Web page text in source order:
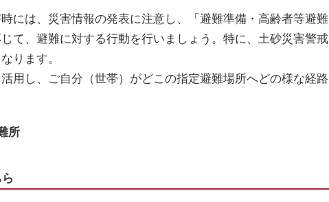
には、災害情報の発表に注意し、「避難準備・高齢者等避
て、避難に対する行動を行いましょう。特に、土砂災害警
ります。
用し、ご自分（世帯）がどこの指定避難場所へどの様な経
所